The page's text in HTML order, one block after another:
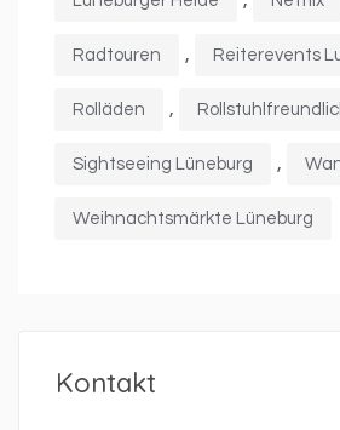
Radtouren , Reiterevents
Rolläden ,
Sightseeing Lüneburg ,
Weihnachtsmärkte Lüneburg
Kontakt